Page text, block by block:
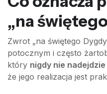
„na
Zwrot „na świętego
potocznym i często
który nigdy nie nadejdzie
że jego realizacja jest